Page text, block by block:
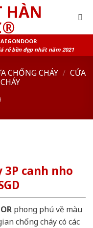
rẻ bền đẹp nhất năm 2021
CHỐNG CHÁY / CỬA
3P canh nho
phong phú về màu
chống cháy có các